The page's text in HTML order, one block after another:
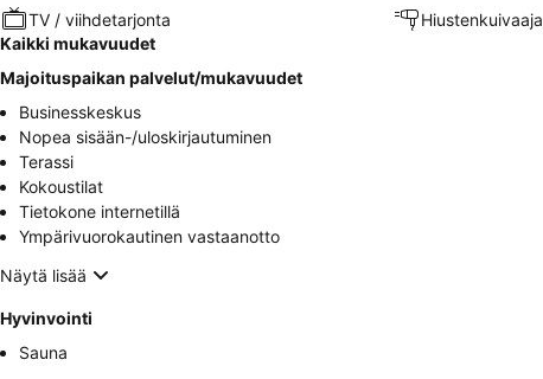
TV / viihdetarjonta Hiustenkuivaaja
Kaikki mukavuudet
Majoituspaikan palvelut/mukavuudet
Businesskeskus
Nopea sisään-/uloskirjautuminen
Terassi
Kokoustilat
Tietokone internetillä
Ympärivuorokautinen vastaanotto
Näytä lisää
Hyvinvointi
Sauna